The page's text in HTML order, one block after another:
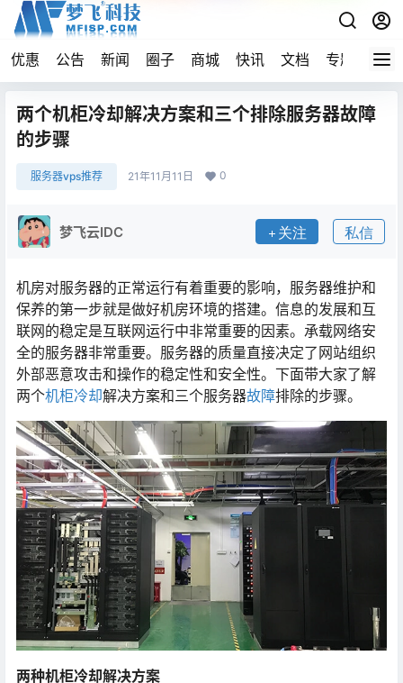
优惠 公告 新闻 圈子 商城 快讯 文档 专题 导航
两个机柜冷却解决方案和三个排除服务器故障
的步骤
服务器vps推荐 21年11月11日 0
梦飞云IDC 关注 私信
机房对服务器的正常运行有着重要的影响，服务器维护和
保养的第一步就是做好机房环境的搭建。信息的发展和互
联网的稳定是互联网运行中非常重要的因素。承载网络安
全的服务器非常重要。服务器的质量直接决定了网站组织
外部恶意攻击和操作的稳定性和安全性。下面带大家了解
两个机柜冷却解决方案和三个服务器故障排除的步骤。
两种机柜冷却解决方案